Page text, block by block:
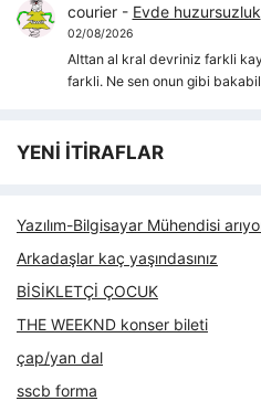
courier- Evde huzursuzluk
02/08/2026
Alttan al kral devriniz farkli
farkli. Ne sen onun gibi
YENİ İTİRAFLAR
Yazılım-Bilgisayar Mühendisi
Arkadaşlar kaç yaşındasınız
BİSİKLETÇİ ÇOCUK
THE WEEKND konser bileti
çap/yan dal
sscb forma